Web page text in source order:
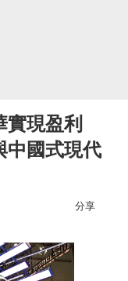
實現盈利
中國式現代
分享